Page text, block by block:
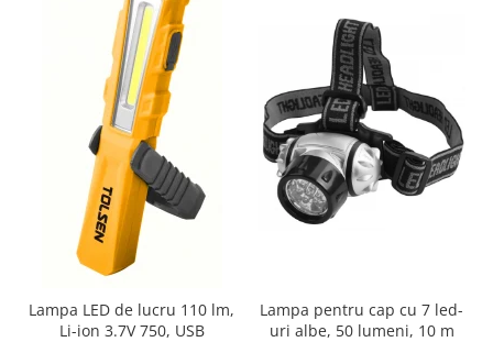
Lampa LED de lucru 110 lm,
Li-ion 3.7V 750, USB
Lampa pentru cap cu 7 led-
uri albe, 50 lumeni, 10 m